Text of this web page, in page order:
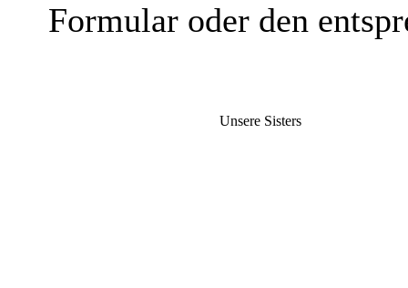
Formular oder den
Unsere Sisters